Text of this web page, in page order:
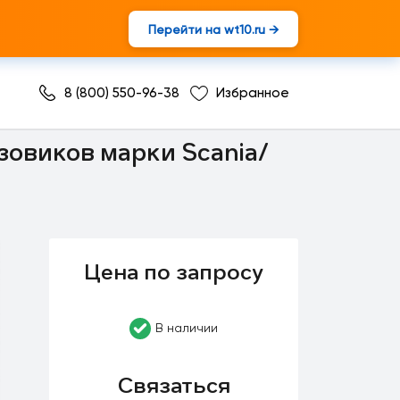
Перейти на wt10.ru →
8 (800) 550-96-38 Избранное
марки Scania/
Цена по запросу
В наличии
Связаться